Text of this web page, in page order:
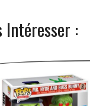
Intéresser :